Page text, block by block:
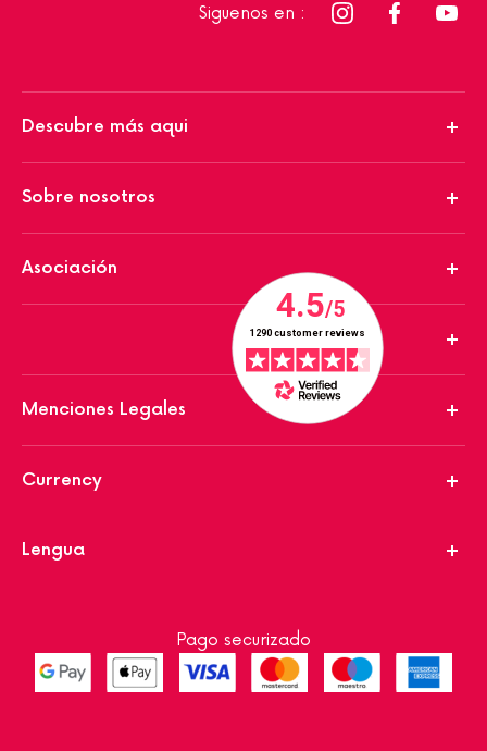
Siguenos en :
Descubre más aqui
Sobre nosotros
Asociación
Menciones Legales
Currency
Lengua
Pago securizado